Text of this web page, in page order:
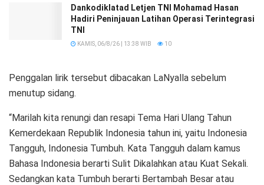
Dankodiklatad Letjen TNI Mohamad Hasan
Hadiri Peninjauan Latihan Operasi Terintegrasi
TNI
KAMIS, 06/8/26 | 13:38 WIB 10
Penggalan lirik tersebut dibacakan LaNyalla sebelum
menutup sidang.
“Marilah kita renungi dan resapi Tema Hari Ulang Tahun
Kemerdekaan Republik Indonesia tahun ini, yaitu Indonesia
Tangguh, Indonesia Tumbuh. Kata Tangguh dalam kamus
Bahasa Indonesia berarti Sulit Dikalahkan atau Kuat Sekali.
Sedangkan kata Tumbuh berarti Bertambah Besar atau